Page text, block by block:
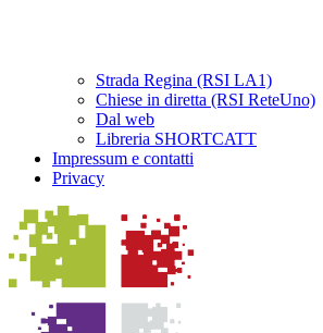
Strada Regina (RSI LA1)
Chiese in diretta (RSI ReteUno)
Dal web
Libreria SHORTCATT
Impressum e contatti
Privacy